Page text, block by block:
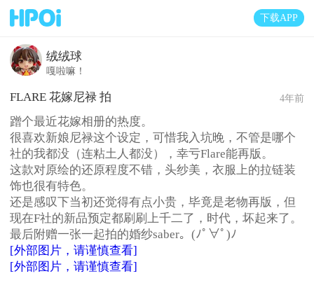
下载APP
绒绒球
嘎啦嘛！
FLARE 花嫁尼禄 拍 4年前
蹭个最近花嫁相册的热度。
很喜欢新娘尼禄这个设定，可惜我入坑晚，不管是哪个
社的我都没（连粘土人都没），幸亏Flare能再版。
这款对原绘的还原程度不错，头纱美，衣服上的拉链装
饰也很有特色。
还是感叹下当初还觉得有点小贵，毕竟是老物再版，但
现在F社的新品预定都刷刷上千二了，时代，坏起来了。
最后附赠一张一起拍的婚纱saber。(ﾉﾟ∀ﾟ)ﾉ
[外部图片，请谨慎查看]
[外部图片，请谨慎查看]